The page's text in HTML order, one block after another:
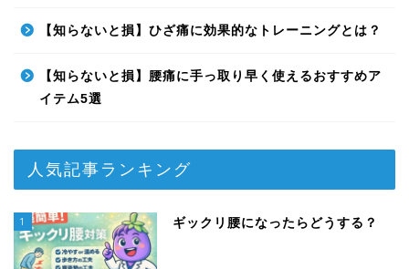
【知らないと損】ひざ痛に効果的なトレーニングとは？
【知らないと損】腰痛に手っ取り早く使えるおすすめア
イテム5選
人気記事ランキング
1 ギックリ腰になったらどうする？